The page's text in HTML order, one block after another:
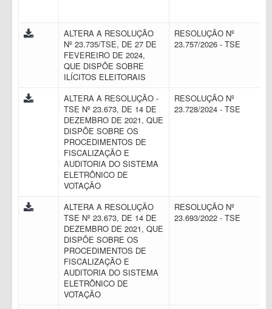
ALTERA A RESOLUÇÃO
Nº 23.735/TSE, DE 27 DE
FEVEREIRO DE 2024,
QUE DISPÕE SOBRE
ILÍCITOS ELEITORAIS
RESOLUÇÃO Nº
23.757/2026 - TSE
ALTERA A RESOLUÇÃO -
TSE Nº 23.673, DE 14 DE
DEZEMBRO DE 2021, QUE
DISPÕE SOBRE OS
PROCEDIMENTOS DE
FISCALIZAÇÃO E
AUDITORIA DO SISTEMA
ELETRÔNICO DE
VOTAÇÃO
RESOLUÇÃO Nº
23.728/2024 - TSE
ALTERA A RESOLUÇÃO
TSE Nº 23.673, DE 14 DE
DEZEMBRO DE 2021, QUE
DISPÕE SOBRE OS
PROCEDIMENTOS DE
FISCALIZAÇÃO E
AUDITORIA DO SISTEMA
ELETRÔNICO DE
VOTAÇÃO
RESOLUÇÃO Nº
23.693/2022 - TSE